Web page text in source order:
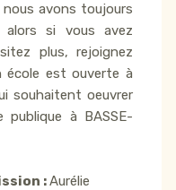
avons toujours
alors si vous avez
plus, rejoignez
école est ouverte à
souhaitent oeuvrer
à BASSE-
:Aurélie